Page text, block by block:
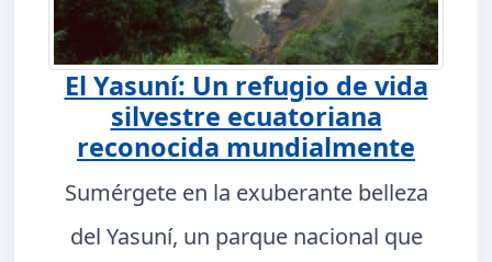
El Yasuní: Un refugio de vida
silvestre ecuatoriana
reconocida mundialmente
Sumérgete en la exuberante belleza
del Yasuní, un parque nacional que